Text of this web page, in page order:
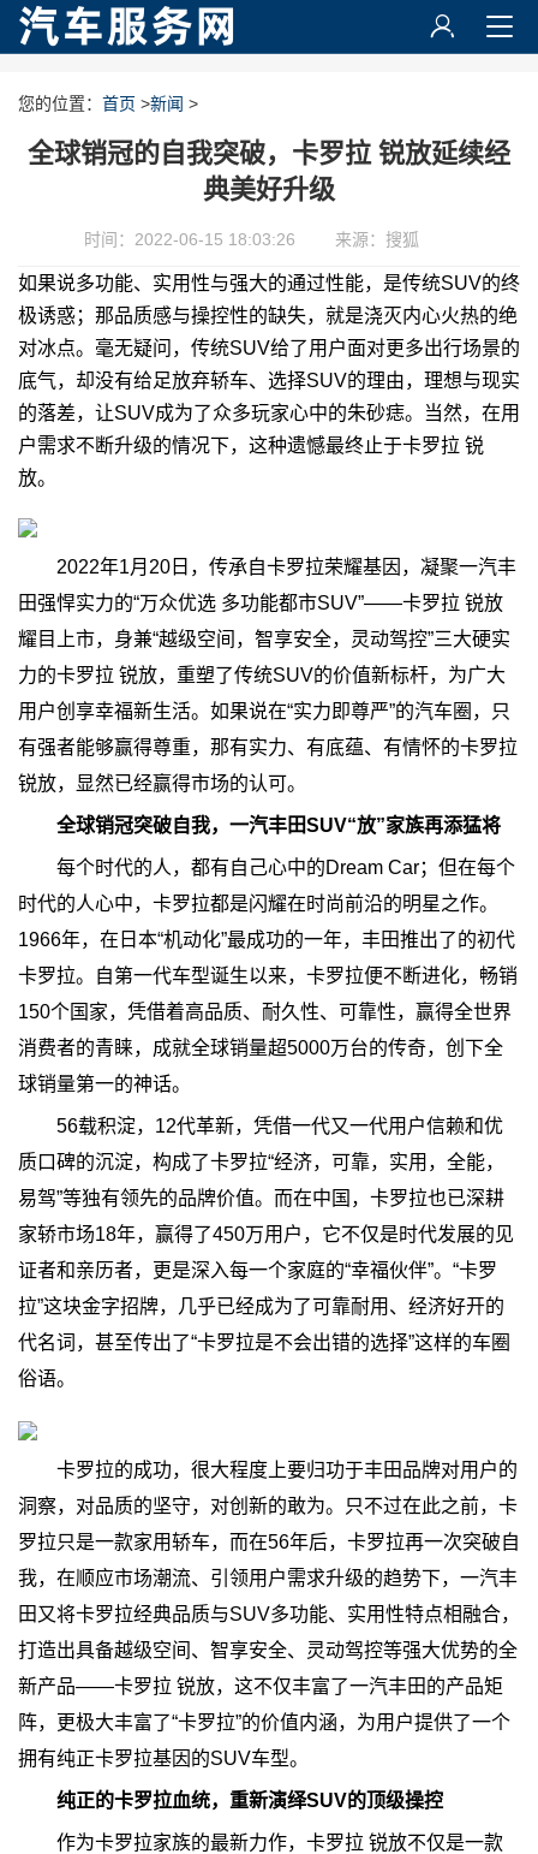
您的位置： 首页 >新闻 >
全球销冠的自我突破，卡罗拉 锐放延续经
典美好升级
时间：2022-06-15 18:03:26 来源：搜狐
如果说多功能、实用性与强大的通过性能，是传统SUV的终
极诱惑；那品质感与操控性的缺失，就是浇灭内心火热的绝
对冰点。毫无疑问，传统SUV给了用户面对更多出行场景的
底气，却没有给足放弃轿车、选择SUV的理由，理想与现实
的落差，让SUV成为了众多玩家心中的朱砂痣。当然，在用
户需求不断升级的情况下，这种遗憾最终止于卡罗拉 锐
放。
2022年1月20日，传承自卡罗拉荣耀基因，凝聚一汽丰
田强悍实力的“万众优选 多功能都市SUV”——卡罗拉 锐放
耀目上市，身兼“越级空间，智享安全，灵动驾控”三大硬实
力的卡罗拉 锐放，重塑了传统SUV的价值新标杆，为广大
用户创享幸福新生活。如果说在“实力即尊严”的汽车圈，只
有强者能够赢得尊重，那有实力、有底蕴、有情怀的卡罗拉
锐放，显然已经赢得市场的认可。
全球销冠突破自我，一汽丰田SUV“放”家族再添猛将
每个时代的人，都有自己心中的Dream Car；但在每个
时代的人心中，卡罗拉都是闪耀在时尚前沿的明星之作。
1966年，在日本“机动化”最成功的一年，丰田推出了的初代
卡罗拉。自第一代车型诞生以来，卡罗拉便不断进化，畅销
150个国家，凭借着高品质、耐久性、可靠性，赢得全世界
消费者的青睐，成就全球销量超5000万台的传奇，创下全
球销量第一的神话。
56载积淀，12代革新，凭借一代又一代用户信赖和优
质口碑的沉淀，构成了卡罗拉“经济，可靠，实用，全能，
易驾”等独有领先的品牌价值。而在中国，卡罗拉也已深耕
家轿市场18年，赢得了450万用户，它不仅是时代发展的见
证者和亲历者，更是深入每一个家庭的“幸福伙伴”。“卡罗
拉”这块金字招牌，几乎已经成为了可靠耐用、经济好开的
代名词，甚至传出了“卡罗拉是不会出错的选择”这样的车圈
俗语。
卡罗拉的成功，很大程度上要归功于丰田品牌对用户的
洞察，对品质的坚守，对创新的敢为。只不过在此之前，卡
罗拉只是一款家用轿车，而在56年后，卡罗拉再一次突破自
我，在顺应市场潮流、引领用户需求升级的趋势下，一汽丰
田又将卡罗拉经典品质与SUV多功能、实用性特点相融合，
打造出具备越级空间、智享安全、灵动驾控等强大优势的全
新产品——卡罗拉 锐放，这不仅丰富了一汽丰田的产品矩
阵，更极大丰富了“卡罗拉”的价值内涵，为用户提供了一个
拥有纯正卡罗拉基因的SUV车型。
纯正的卡罗拉血统，重新演绎SUV的顶级操控
作为卡罗拉家族的最新力作，卡罗拉 锐放不仅是一款